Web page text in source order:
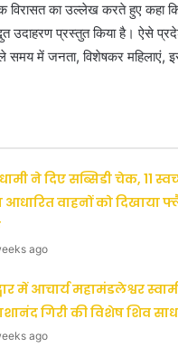
विरासत का उल्लेख करते हुए कहा
उदाहरण प्रस्तुत किया है। ऐसे
में जनता, विशेषकर महिलाएं,
ने दिए सब्सिडी चेक, 11
वाहनों को दिखाया
ago
में आचार्य महामंडलेश्वर
गिरी की विशेष शिव
ago